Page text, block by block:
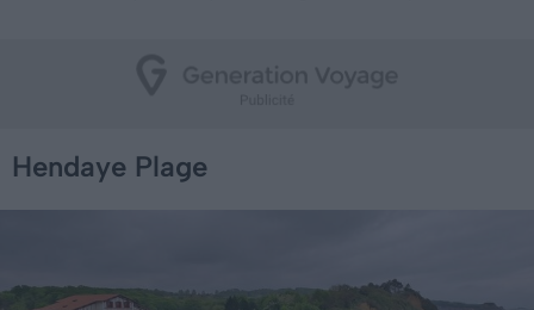
Hendaye Plage